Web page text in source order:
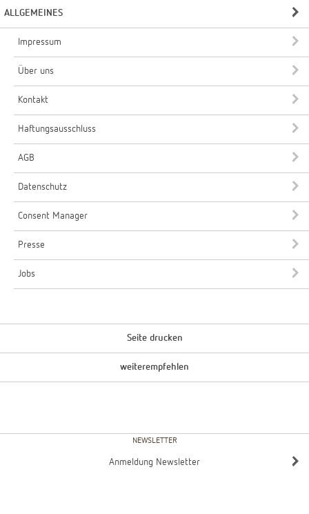
ALLGEMEINES
Impressum
Über uns
Kontakt
Haftungsausschluss
AGB
Datenschutz
Consent Manager
Presse
Jobs
Seite drucken
weiterempfehlen
NEWSLETTER
Anmeldung Newsletter